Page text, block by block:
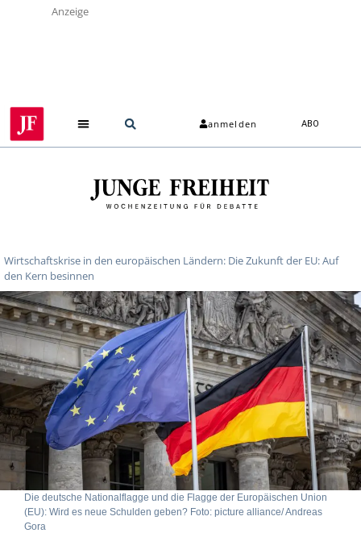
Anzeige
anmelden ABO
Wirtschaftskrise in den europäischen Ländern: Die Zukunft der EU: Auf
den Kern besinnen
Die deutsche Nationalflagge und die Flagge der Europäischen Union
(EU): Wird es neue Schulden geben? Foto: picture alliance/ Andreas
Gora